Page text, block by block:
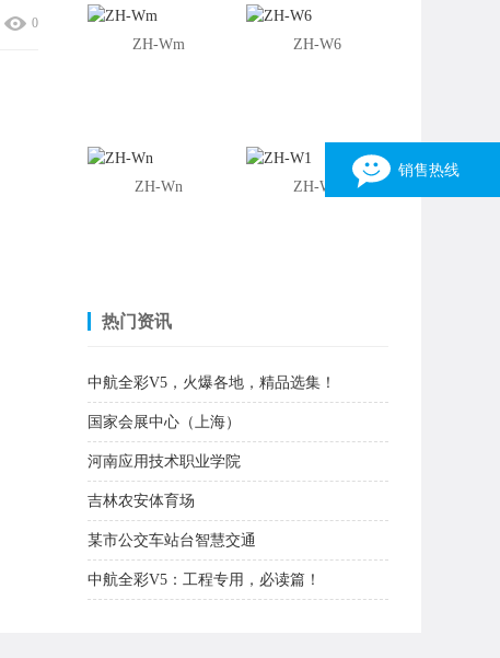
0
ZH-Wm ZH-W6
ZH-Wn ZH-W1
热门资讯
中航全彩V5，火爆各地，精品选集！
国家会展中心（上海）
河南应用技术职业学院
吉林农安体育场
某市公交车站台智慧交通
中航全彩V5：工程专用，必读篇！
销售热线
13523598372 张生
销售四部